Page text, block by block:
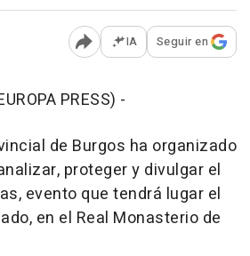
Abrir opciones para
IA Seguir en
PRESS) -
de Burgos ha organizado
proteger y divulgar el
evento que tendrá lugar el
en el Real Monasterio de